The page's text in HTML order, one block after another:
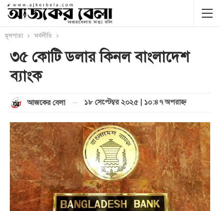
মূলপাতা অর্থনীতি
৩৫ কোটি ডলার কিনল বাংলাদেশ
ব্যাংক
আজকের বেলা ১৮ সেপ্টেম্বর ২০২৫ | ১০:৪৭ অপরাহ্ণ